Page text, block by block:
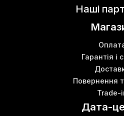
Наші
Гарантія і
Повернення
Trade-
Дата-